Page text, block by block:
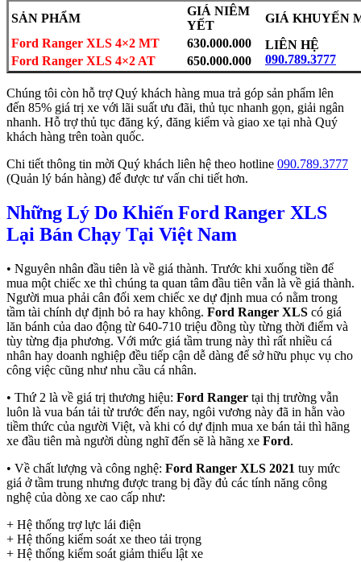
SẢN PHẨM
GIÁ NIÊM
YẾT
GIÁ KHUYẾN
Ford Ranger XLS 4×2 MT
630.000.000
LIÊN HỆ
090.789.3777
Ford Ranger XLS 4×2 AT 650.000.000
Chúng tôi còn hỗ trợ Quý khách hàng mua trả góp sản phẩm lên
đến 85% giá trị xe với lãi suất ưu đãi, thủ tục nhanh gọn, giải ngân
nhanh. Hỗ trợ thủ tục đăng ký, đăng kiểm và giao xe tại nhà Quý
khách hàng trên toàn quốc.
Chi tiết thông tin mời Quý khách liên hệ theo hotline 090.789.3777
(Quản lý bán hàng) để được tư vấn chi tiết hơn.
Những Lý Do Khiến Ford Ranger XLS
Lại Bán Chạy Tại Việt Nam
• Nguyên nhân đầu tiên là về giá thành. Trước khi xuống tiền để
mua một chiếc xe thì chúng ta quan tâm đầu tiên vẫn là về giá thành.
Người mua phải cân đối xem chiếc xe dự định mua có nằm trong
tầm tài chính dự định bỏ ra hay không. Ford Ranger XLS có giá
lăn bánh của dao động từ 640-710 triệu đồng tùy từng thời điểm và
tùy từng địa phương. Với mức giá tầm trung này thì rất nhiều cá
nhân hay doanh nghiệp đều tiếp cận dễ dàng để sở hữu phục vụ cho
công việc cũng như nhu cầu cá nhân.
• Thứ 2 là về giá trị thương hiệu: Ford Ranger tại thị trường vẫn
luôn là vua bán tải từ trước đến nay, ngôi vương này đã in hằn vào
tiềm thức của người Việt, và khi có dự định mua xe bán tải thì hãng
xe đầu tiên mà người dùng nghĩ đến sẽ là hãng xe Ford.
• Về chất lượng và công nghệ: Ford Ranger XLS 2021 tuy mức
giá ở tầm trung nhưng được trang bị đầy đủ các tính năng công
nghệ của dòng xe cao cấp như:
+ Hệ thống trợ lực lái điện
+ Hệ thống kiểm soát xe theo tải trọng
+ Hệ thống kiểm soát giảm thiểu lật xe